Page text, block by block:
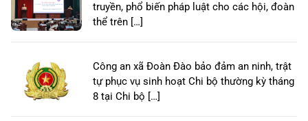
truyền, phổ biến pháp luật cho các hội, đoàn
thể trên […]
Công an xã Đoàn Đào bảo đảm an ninh, trật
tự phục vụ sinh hoạt Chi bộ thường kỳ tháng
8 tại Chi bộ […]